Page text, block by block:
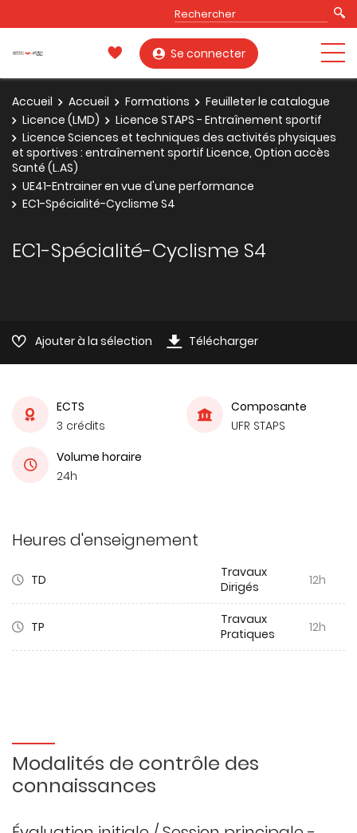
Se connecter
Accueil Accueil Formations
Feuilleter le catalogue
Licence (LMD)
Licence STAPS - Entraînement sportif
Licence Sciences et techniques des activités physiques
et sportives : entraînement sportif Licence, Option accès
Santé (L.AS)
UE41-Entrainer en vue d'une performance
EC1-Spécialité-Cyclisme S4
EC1-Spécialité-Cyclisme S4
Ajouter à la sélection Télécharger
ECTS
3 crédits
Composante
UFR STAPS
Volume horaire
24h
Heures d'enseignement
TD
Travaux
Dirigés
12h
TP
Travaux
Pratiques
12h
Modalités de contrôle des
connaissances